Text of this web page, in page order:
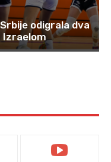
odigrala dva
Izraelom